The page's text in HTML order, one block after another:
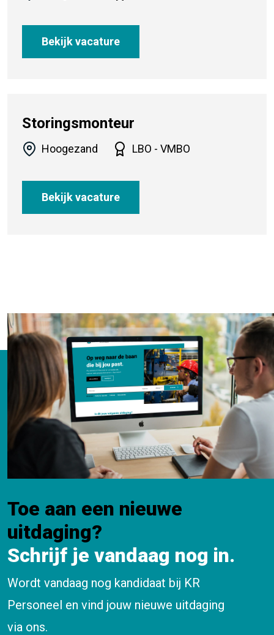
Bekijk vacature
Storingsmonteur
Hoogezand LBO - VMBO
Bekijk vacature
Toe aan een nieuwe
uitdaging?
Schrijf je vandaag nog in.
Wordt vandaag nog kandidaat bij KR
Personeel en vind jouw nieuwe uitdaging
via ons.